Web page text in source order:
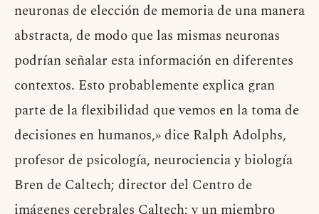
neuronas de elección de memoria de una manera
abstracta, de modo que las mismas neuronas
podrían señalar esta información en diferentes
contextos. Esto probablemente explica gran
parte de la flexibilidad que vemos en la toma de
decisiones en humanos,» dice Ralph Adolphs,
profesor de psicología, neurociencia y biología
Bren de Caltech; director del Centro de